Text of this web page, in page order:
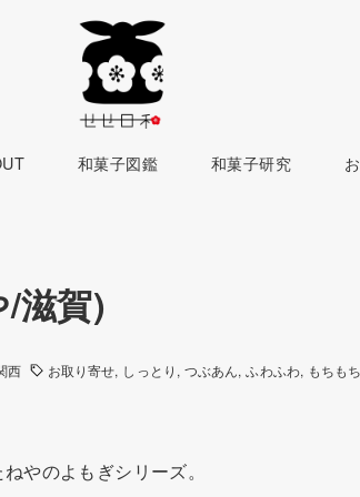
和菓子図鑑 和菓子研究
滋賀)
西 お取り寄せ しっとり つぶあん ふわふわ もちもち
やのよもぎシリーズ。